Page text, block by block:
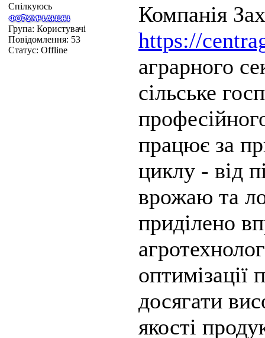
Спілкуюсь
Група: Користувачі
Повідомлення: 53
Статус: Offline
Компанія
https://
аграрного
сільське
працює за
циклу - від
врожаю та
приділено
оптимізації
досягати
якості